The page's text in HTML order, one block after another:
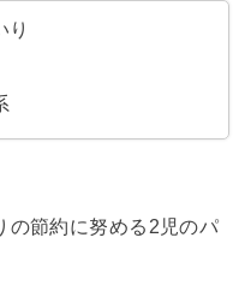
り
の節約に努める2児のパ